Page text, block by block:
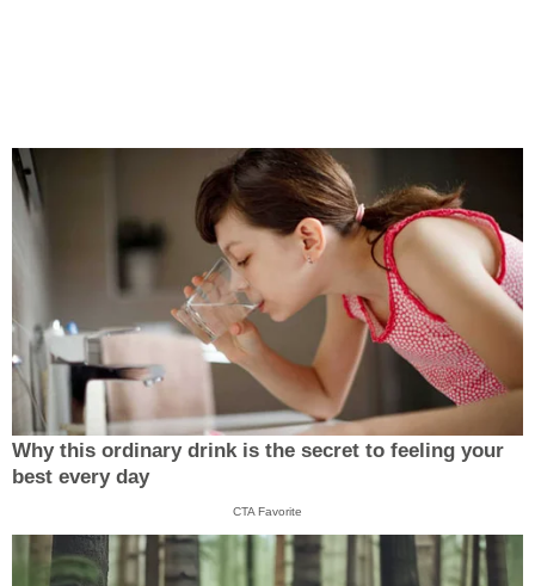
Why this ordinary drink is the secret to feeling your
best every day
CTA Favorite